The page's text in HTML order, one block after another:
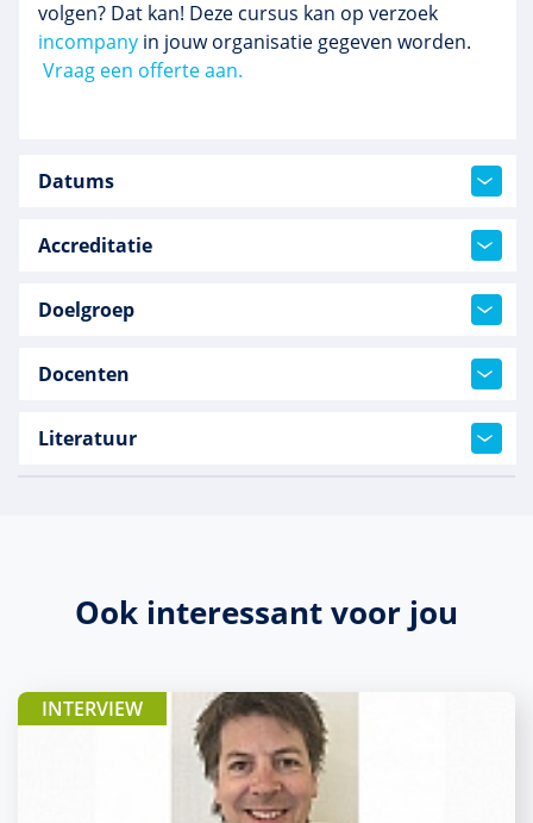
volgen? Dat kan! Deze cursus kan op verzoek
incompany in jouw organisatie gegeven worden.
Vraag een offerte aan.
Datums
Accreditatie
Doelgroep
Docenten
Literatuur
Ook interessant voor jou
INTERVIEW